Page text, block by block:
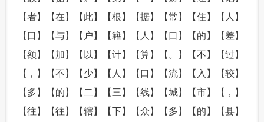
【者】【在】【此】【根】【据】【常】【住】【人】
【口】【与】【户】【籍】【人】【口】【的】【差】
【额】【加】【以】【计】【算】【。】【不】【过】
【，】【不】【少】【人】【口】【流】【入】【较】
【多】【的】【二】【三】【线】【城】【市】【，】
【往】【往】【辖】【下】【众】【多】【的】【县】